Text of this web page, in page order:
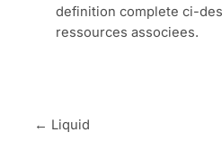
definition complete ci-
ressources associees.
← Liquid